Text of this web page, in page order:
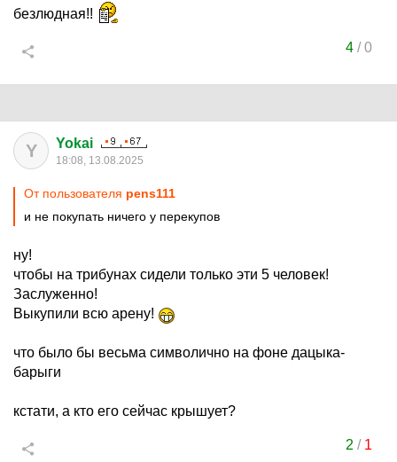
безлюдная!!
4/0
Y Yokai
18:08, 13.08.2025
От пользователя pens111
и не покупать ничего у перекупов
ну!
чтобы на трибунах сидели только эти 5 человек!
Заслуженно!
Выкупили всю арену!
что было бы весьма символично на фоне дацыка-
барыги
кстати, а кто его сейчас крышует?
2 / 1